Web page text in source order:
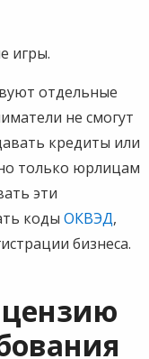
игры.
отдельные
не смогут
кредиты или
только юрлицам
эти
коды ОКВЭД,
бизнеса.